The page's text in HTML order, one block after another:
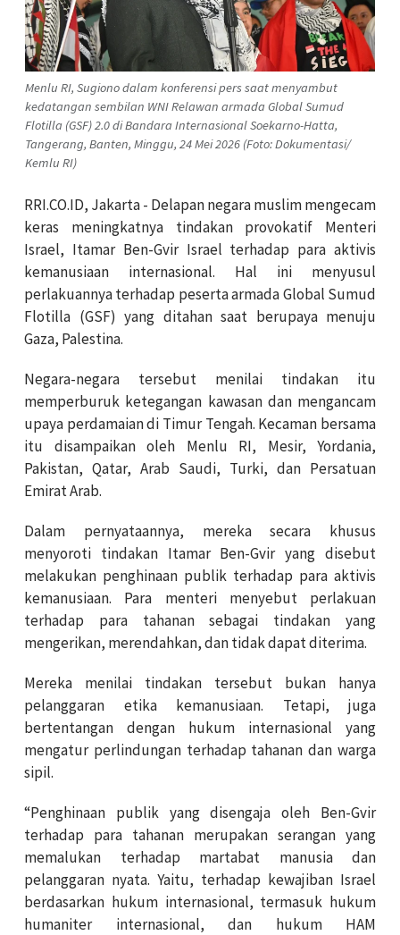
Menlu RI, Sugiono dalam konferensi pers saat menyambut
kedatangan sembilan WNI Relawan armada Global Sumud
Flotilla (GSF) 2.0 di Bandara Internasional Soekarno-Hatta,
Tangerang, Banten, Minggu, 24 Mei 2026 (Foto: Dokumentasi/
Kemlu RI)
RRI.CO.ID, Jakarta - Delapan negara muslim mengecam
keras meningkatnya tindakan provokatif Menteri
Israel, Itamar Ben-Gvir Israel terhadap para aktivis
kemanusiaan internasional. Hal ini menyusul
perlakuannya terhadap peserta armada Global Sumud
Flotilla (GSF) yang ditahan saat berupaya menuju
Gaza, Palestina.
Negara-negara tersebut menilai tindakan itu
memperburuk ketegangan kawasan dan mengancam
upaya perdamaian di Timur Tengah. Kecaman bersama
itu disampaikan oleh Menlu RI, Mesir, Yordania,
Pakistan, Qatar, Arab Saudi, Turki, dan Persatuan
Emirat Arab.
Dalam pernyataannya, mereka secara khusus
menyoroti tindakan Itamar Ben-Gvir yang disebut
melakukan penghinaan publik terhadap para aktivis
kemanusiaan. Para menteri menyebut perlakuan
terhadap para tahanan sebagai tindakan yang
mengerikan, merendahkan, dan tidak dapat diterima.
Mereka menilai tindakan tersebut bukan hanya
pelanggaran etika kemanusiaan. Tetapi, juga
bertentangan dengan hukum internasional yang
mengatur perlindungan terhadap tahanan dan warga
sipil.
“Penghinaan publik yang disengaja oleh Ben-Gvir
terhadap para tahanan merupakan serangan yang
memalukan terhadap martabat manusia dan
pelanggaran nyata. Yaitu, terhadap kewajiban Israel
berdasarkan hukum internasional, termasuk hukum
humaniter internasional, dan hukum HAM